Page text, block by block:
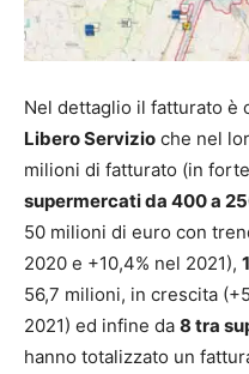
Nel dettaglio il fatturato è
Libero Servizio che nel
milioni di fatturato (in
supermercati da 400 a
50 milioni di euro con
2020 e +10,4% nel 2021),
56,7 milioni, in crescita
2021) ed infine da 8 tra
hanno totalizzato un